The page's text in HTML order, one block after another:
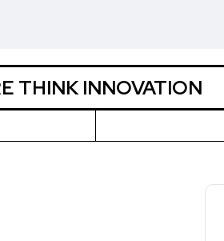
THINK INNOVATION